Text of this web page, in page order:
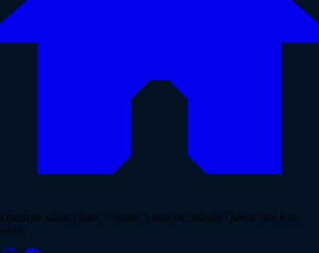
Dumfries saluta l'Inter: "Vissuti 5 anni incredibili! Questo non è un
addio"